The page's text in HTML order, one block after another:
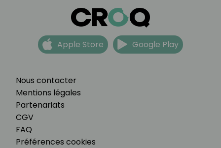
Nous contacter
Mentions légales
Partenariats
CGV
FAQ
Préférences cookies
Apple Store Google Play